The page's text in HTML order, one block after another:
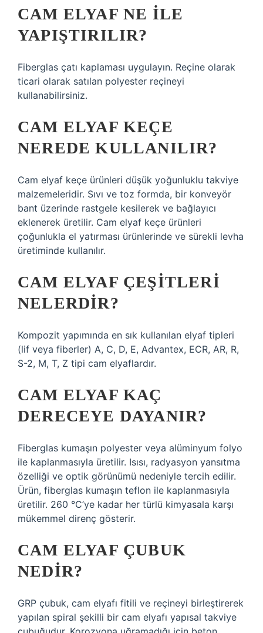
CAM ELYAF NE ILE
YAPIŞTIRILIR?
Fiberglas çatı kaplaması uygulayın. Reçine olarak
ticari olarak satılan polyester reçineyi
kullanabilirsiniz.
CAM ELYAF KEÇE
NEREDE KULLANILIR?
Cam elyaf keçe ürünleri düşük yoğunluklu takviye
malzemeleridir. Sıvı ve toz formda, bir konveyör
bant üzerinde rastgele kesilerek ve bağlayıcı
eklenerek üretilir. Cam elyaf keçe ürünleri
çoğunlukla el yatırması ürünlerinde ve sürekli levha
üretiminde kullanılır.
CAM ELYAF ÇEŞITLERI
NELERDIR?
Kompozit yapımında en sık kullanılan elyaf tipleri
(lif veya fiberler) A, C, D, E, Advantex, ECR, AR, R,
S-2, M, T, Z tipi cam elyaflardır.
CAM ELYAF KAÇ
DERECEYE DAYANIR?
Fiberglas kumaşın polyester veya alüminyum folyo
ile kaplanmasıyla üretilir. Isısı, radyasyon yansıtma
özelliği ve optik görünümü nedeniyle tercih edilir.
Ürün, fiberglas kumaşın teflon ile kaplanmasıyla
üretilir. 260 °C’ye kadar her türlü kimyasala karşı
mükemmel direnç gösterir.
CAM ELYAF ÇUBUK
NEDIR?
GRP çubuk, cam elyafı fitili ve reçineyi birleştirerek
yapılan spiral şekilli bir cam elyafı yapısal takviye